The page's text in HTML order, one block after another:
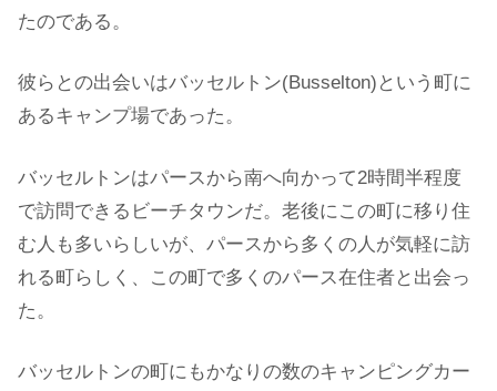
たのである。
彼らとの出会いはバッセルトン(Busselton)という町に
あるキャンプ場であった。
バッセルトンはパースから南へ向かって2時間半程度
で訪問できるビーチタウンだ。老後にこの町に移り住
む人も多いらしいが、パースから多くの人が気軽に訪
れる町らしく、この町で多くのパース在住者と出会っ
た。
バッセルトンの町にもかなりの数のキャンピングカー